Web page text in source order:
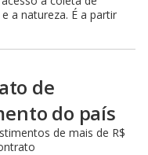
a natureza. É a partir
de
do país
de mais de R$